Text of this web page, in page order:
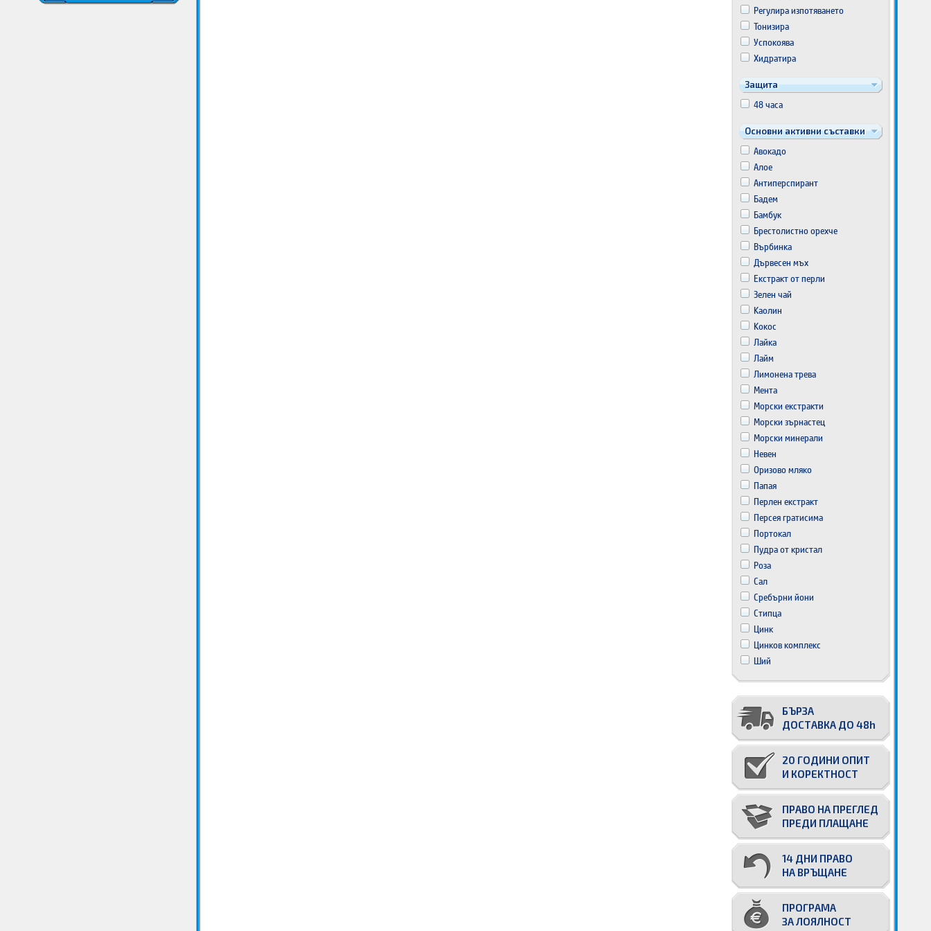
Регулира изпотяването
Тонизира
Успокоява
Хидратира
Защита
48 часа
Основни активни съставки
Авокадо
Алое
Антиперспирант
Бадем
Бамбук
Брестолистно орехче
Върбинка
Дървесен мъх
Екстракт от перли
Зелен чай
Каолин
Кокос
Лайка
Лайм
Лимонена трева
Мента
Морски екстракти
Морски зърнастец
Морски минерали
Невен
Оризово мляко
Папая
Перлен екстракт
Персея гратисима
Портокал
Пудра от кристал
Роза
Сал
Сребърни йони
Стипца
Цинк
Цинков комплекс
Ший
БЪРЗА
ДОСТАВКА ДО 48h
20 ГОДИНИ ОПИТ
И КОРЕКТНОСТ
ПРАВО НА ПРЕГЛЕД
ПРЕДИ ПЛАЩАНЕ
14 ДНИ ПРАВО
НА ВРЪЩАНЕ
ПРОГРАМА
ЗА ЛОЯЛНОСТ